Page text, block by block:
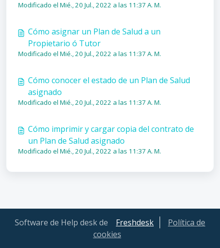
Modificado el Mié., 20 Jul., 2022 a las 11:37 A. M.
Cómo asignar un Plan de Salud a un
Propietario ó Tutor
Modificado el Mié., 20 Jul., 2022 a las 11:37 A. M.
Cómo conocer el estado de un Plan de Salud
asignado
Modificado el Mié., 20 Jul., 2022 a las 11:37 A. M.
Cómo imprimir y cargar copia del contrato de
un Plan de Salud asignado
Modificado el Mié., 20 Jul., 2022 a las 11:37 A. M.
Software de Help desk de Freshdesk
Política de
cookies